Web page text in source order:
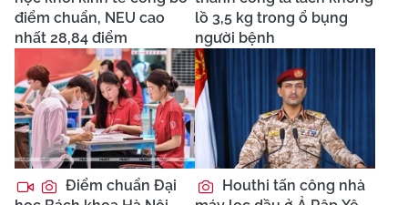
điểm chuẩn, NEU cao
nhất 28,84 điểm
lồ 3,5 kg trong ổ bụng
người bệnh
Điểm chuẩn Đại
Houthi tấn công nhà